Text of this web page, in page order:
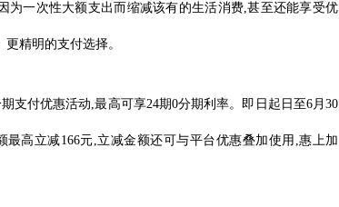
一次性大额支出而缩减该有的生活消费,甚至还能享受优
精明的支付选择。
支付优惠活动,最高可享24期0分期利率。即日起日至6月30
高立减166元,立减金额还可与平台优惠叠加使用,惠上加